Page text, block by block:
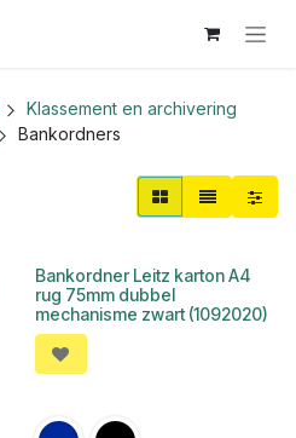
Klassement en archivering
Bankordners
Bankordner Leitz karton A4
rug 75mm dubbel
mechanisme zwart (1092020)